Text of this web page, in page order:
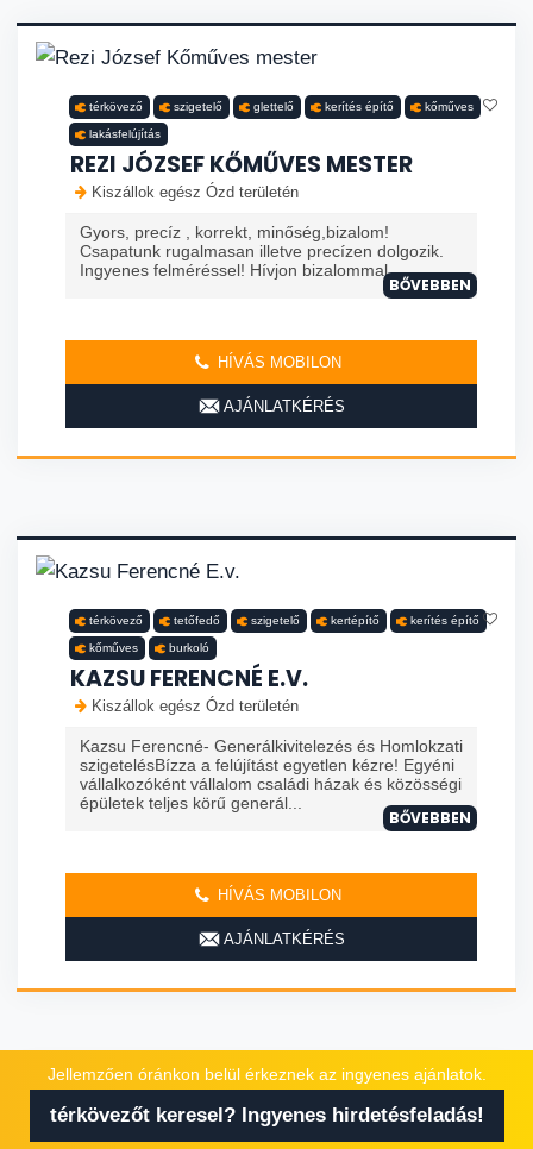
térkövező szigetelő glettelő kerítés építő kőműves
lakásfelújítás
REZI JÓZSEF KŐMŰVES MESTER
Kiszállok egész Ózd területén
Gyors, precíz , korrekt, minőség,bizalom!
Csapatunk rugalmasan illetve precízen dolgozik.
Ingyenes felméréssel! Hívjon bizalommal.
BŐVEBBEN
HÍVÁS MOBILON
AJÁNLATKÉRÉS
térkövező tetőfedő szigetelő kertépítő kerítés építő
kőműves burkoló
KAZSU FERENCNÉ E.V.
Kiszállok egész Ózd területén
Kazsu Ferencné- Generálkivitelezés és Homlokzati
szigetelésBízza a felújítást egyetlen kézre! Egyéni
vállalkozóként vállalom családi házak és közösségi
épületek teljes körű generál...
BŐVEBBEN
HÍVÁS MOBILON
AJÁNLATKÉRÉS
Jellemzően óránkon belül érkeznek az ingyenes ajánlatok.
térkövezőt keresel? Ingyenes hirdetésfeladás!